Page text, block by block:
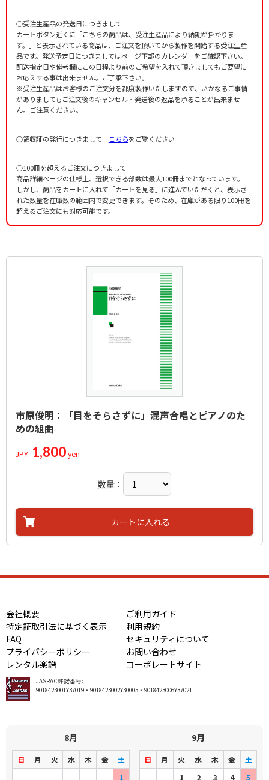
○受注生産品の発送日につきまして
カートボタン近くに「こちらの商品は、受注生産品により納期が掛かりま
す。」と表示されている商品は、ご注文を頂いてから製作を開始する受注生産
品です。発送予定日につきましてはページ下部のカレンダーをご確認下さい。
配送指定日や備考欄にこの日程より前のご希望を入れて頂きましてもご要望に
お応えする事は出来ません。ご了承下さい。
※受注生産品はお客様のご注文分を都度製作いたしますので、いかなるご事情
がありましてもご注文後のキャンセル・発送後の返品を承ることが出来ませ
ん。ご注意ください。
○領収証の発行につきまして こちらをご覧ください
○100冊を超えるご注文につきまして
商品詳細ページの仕様上、選択できる部数は最大100冊までとなっています。
しかし、商品をカートに入れて「カートを見る」に進んでいただくと、表示さ
れた数量を在庫数の範囲内で変更できます。そのため、在庫がある限り100冊を
超えるご注文にも対応可能です。
市原俊明：「目をそらさずに」混声合唱とピアノのた
めの組曲
JPY: 1,800yen
数量：
カートに入れる
会社概要
ご利用ガイド
特定証取引法に基づく表示
利用規約
FAQ
セキュリティについて
プライバシーポリシー
お問い合わせ
レンタル楽譜
コーポレートサイト
JASRAC許諾番号:
9018423001Y37019・9018423002Y30005・9018423006Y37021
8月
日 月 火 水 木 金
土
1
9月
日 月 火 水 木 金
土
1
2 3 4 5